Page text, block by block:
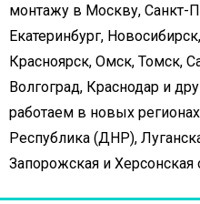
монтажу в Москву, Санкт-
Екатеринбург,
Красноярск, Омск, Томск,
Волгоград, Краснодар и
работаем в новых
Республика (ДНР),
Запорожская и Херсонская